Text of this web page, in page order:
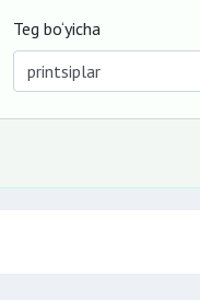
Teg bo‘yicha